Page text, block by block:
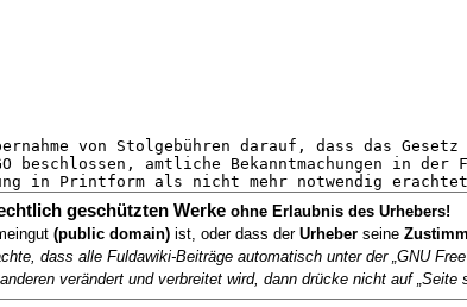
geschützten Werkeohne Erlaubnis des Urhebers!
(public domain)ist, oder dass der Urheberseine
dass alle Fuldawiki-Beiträge automatisch unter der „GNU
verändert und verbreitet wird, dann drücke nicht auf „Seite